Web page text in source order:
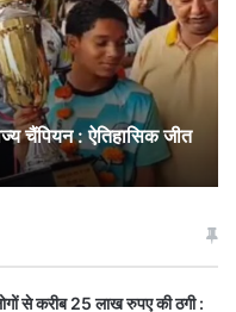
चैंपियन : ऐतिहासिक जीत
से करीब 25 लाख रुपए की ठगी :